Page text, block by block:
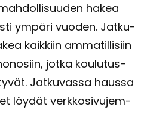
hakea
ym­pä­ri vuo­den. Jat­ku­
kaik­kiin am­ma­til­li­siin
jotka kou­lu­tus­
Jat­ku­vas­sa haus­sa
löy­dät verk­ko­si­vu­jem­